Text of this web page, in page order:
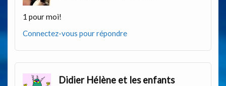
1 pour moi!
Connectez-vous pour répondre
Didier Hélène et les enfants